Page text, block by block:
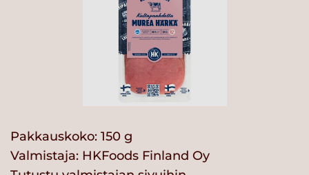
Pakkauskoko: 150 g
Valmistaja: HKFoods Finland Oy